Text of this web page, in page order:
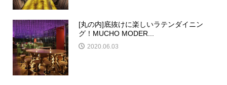
[丸の内]底抜けに楽しいラテンダイニン
グ！MUCHO MODER...
2020.06.03